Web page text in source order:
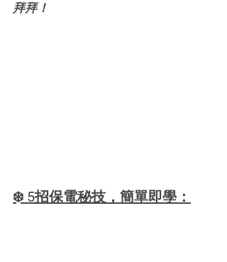
拜拜！
❄️ 5招保電秘技，簡單即學：